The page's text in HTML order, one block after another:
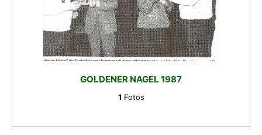
GOLDENER NAGEL 1987
1 Fotos